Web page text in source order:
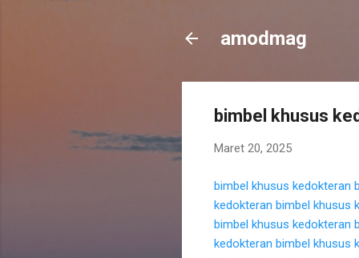
amodmag
bimbel khusus
Maret 20, 2025
bimbel khusus kedokteran
kedokteran bimbel khusus
bimbel khusus kedokteran
kedokteran bimbel khusus